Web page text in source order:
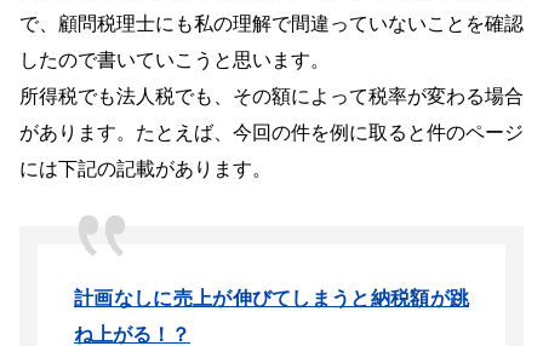
で、顧問税理士にも私の理解で間違っていないことを確認
したので書いていこうと思います。
所得税でも法人税でも、その額によって税率が変わる場合
があります。たとえば、今回の件を例に取ると件のページ
には下記の記載があります。
計画なしに売上が伸びてしまうと納税額が跳
ね上がる！？